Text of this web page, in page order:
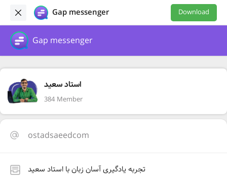
Gap messenger Download
Gap messenger
استاد سعید
384 Member
ostadsaeedcom
تجربه یادگیری آسان زبان با استاد سعید